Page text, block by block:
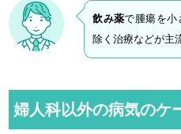
飲み薬で腫瘍を小
除く治療などが主
婦人科以外の病気のケ